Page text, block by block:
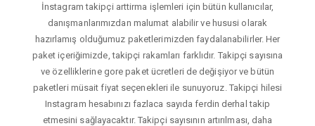
İnstagram takipçi arttirma işlemleri için bütün kullanıcılar,
danışmanlarımızdan malumat alabilir ve hususi olarak
hazırlamış olduğumuz paketlerimizden faydalanabilirler. Her
paket içeriğimizde, takipçi rakamları farklıdır. Takipçi sayısına
ve özelliklerine gore paket ücretleri de değişiyor ve bütün
paketleri müsait fiyat seçenekleri ile sunuyoruz. Takipçi hilesi
Instagram hesabınızı fazlaca sayıda ferdin derhal takip
etmesini sağlayacaktır. Takipçi sayısının artırılması, daha